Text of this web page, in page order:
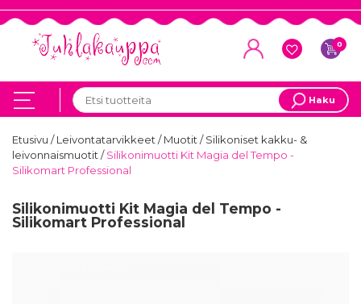
0
Haku
Etusivu /Leivontatarvikkeet/Muotit/Silikoniset kakku- &
leivonnaismuotit/Silikonimuotti Kit Magia del Tempo -
Silikomart Professional
Silikonimuotti Kit Magia del Tempo -
Silikomart Professional